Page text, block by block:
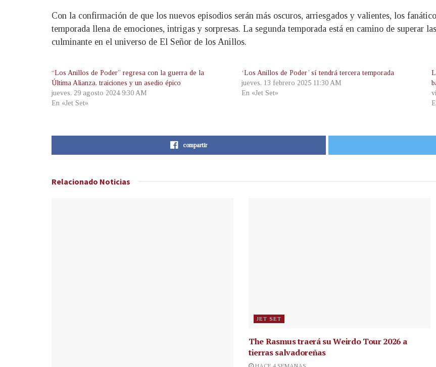
Con la confirmación de que los nuevos episodios serán más oscuros, arriesgados y valientes, los
temporada llena de emociones, intrigas y sorpresas. La segunda temporada está en camino de superar
culminante en el universo de El Señor de los Anillos.
“Los Anillos de Poder” regresa con la guerra de la
Última Alianza, traiciones y un asedio épico
jueves, 29 agosto 2024 9:30 AM
En «Jet Set»
‘Los Anillos de Poder’ sí tendrá tercera temporada
jueves, 13 febrero 2025 11:30 AM
En «Jet Set»
compartir
Relacionado Noticias
JET SET
The Rasmus traerá su Weirdo Tour 2026 a
tierras salvadoreñas